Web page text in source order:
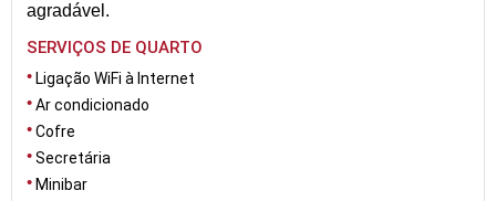
agradável.
SERVIÇOS DE QUARTO
Ligação WiFi à Internet
Ar condicionado
Cofre
Secretária
Minibar